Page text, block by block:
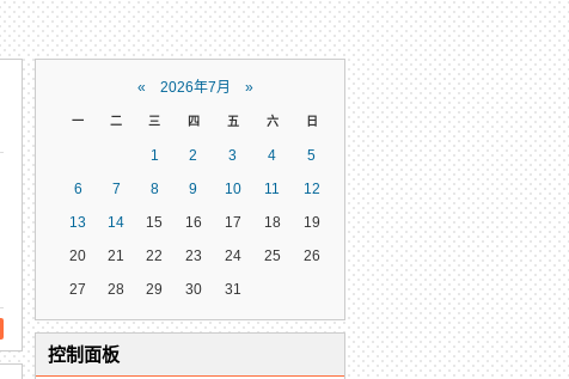
« 2026年7月 »
一 二 三 四 五 六 日
1 2 3 4
5
6
7 8 9 10 11
12
13
14 15 16 17 18
19
20
21 22 23 24 25
26
27
28 29 30 31
控制面板